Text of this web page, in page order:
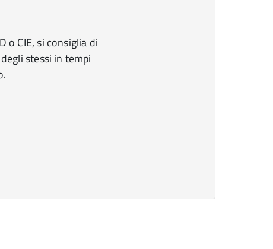
o CIE, si consiglia di
stessi in tempi